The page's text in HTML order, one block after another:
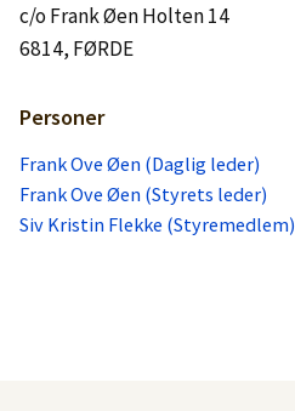
c/o Frank Øen Holten 14
6814, FØRDE
Personer
Frank Ove Øen (Daglig leder)
Frank Ove Øen (Styrets leder)
Siv Kristin Flekke (Styremedlem)